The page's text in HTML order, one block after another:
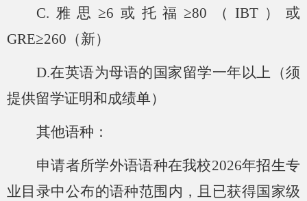
C.雅思≥6或托福≥80（IBT）或
GRE≥260（新）
D.在英语为母语的国家留学一年以上（须
提供留学证明和成绩单）
其他语种：
申请者所学外语语种在我校2026年招生专
业目录中公布的语种范围内，且已获得国家级